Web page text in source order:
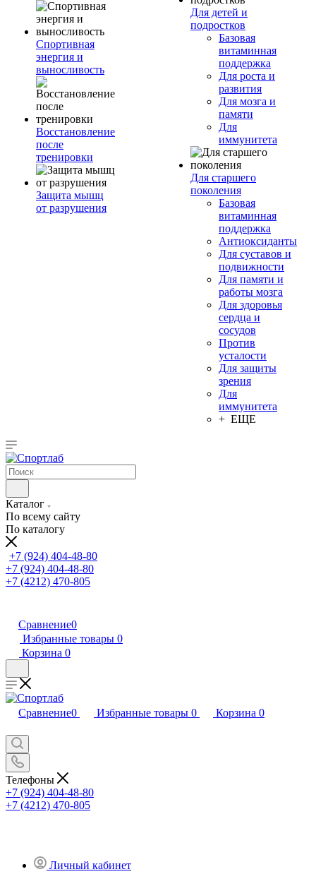
Спортивная
энергия и
выносливость
Восстановление
после
тренировки
Защита мышц
от разрушения
Для детей и
подростков
Базовая
витаминная
поддержка
Для роста и
развития
Для мозга и
памяти
Для
иммунитета
Для старшего
поколения
Базовая
витаминная
поддержка
Антиоксиданты
Для суставов и
подвижности
Для памяти и
работы мозга
Для здоровья
сердца и
сосудов
Против
усталости
Для защиты
зрения
Для
иммунитета
+ ЕЩЕ
Каталог
По всему сайту
По каталогу
+7 (924) 404-48-80
+7 (924) 404-48-80
+7 (4212) 470-805
Сравнение0
Избранные товары 0
Корзина 0
Сравнение0 Избранные товары 0 Корзина 0
Телефоны
+7 (924) 404-48-80
+7 (4212) 470-805
Личный кабинет